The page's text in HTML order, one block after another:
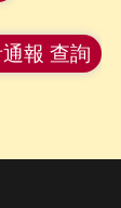
報 查詢